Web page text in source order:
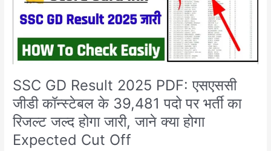
SSC GD Result 2025 PDF: एसएससी
जीडी कॉन्स्टेबल के 39,481 पदो पर भर्ती का
रिजल्ट जल्द होगा जारी, जाने क्या होगा
Expected Cut Off
जीडी
कॉन्स्टेबल
के
39,481
पदो
पर
भर्ती
का
रिजल्ट
जल्द
होगा